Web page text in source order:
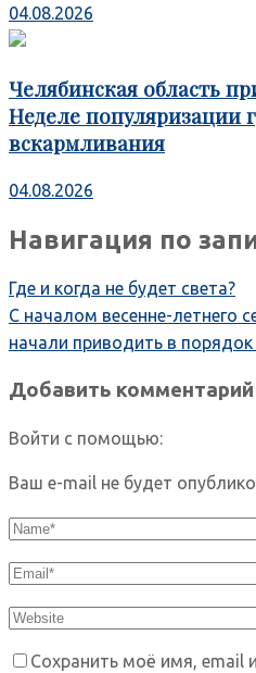
04.08.2026
Челябинская область
Неделе популяризации
вскармливания
04.08.2026
Навигация по
Где и когда не будет света?
С началом весенне-летнего
начали приводить в
Добавить комментарий
Войти с помощью:
Ваш e-mail не будет
Сохранить моё имя, email